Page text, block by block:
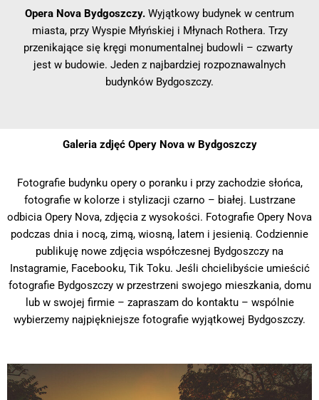
Opera Nova Bydgoszczy. Wyjątkowy budynek w centrum
miasta, przy Wyspie Młyńskiej i Młynach Rothera. Trzy
przenikające się kręgi monumentalnej budowli – czwarty
jest w budowie. Jeden z najbardziej rozpoznawalnych
budynków Bydgoszczy.
Galeria zdjęć Opery Nova w Bydgoszczy
Fotografie budynku opery o poranku i przy zachodzie słońca,
fotografie w kolorze i stylizacji czarno – białej. Lustrzane
odbicia Opery Nova, zdjęcia z wysokości. Fotografie Opery Nova
podczas dnia i nocą, zimą, wiosną, latem i jesienią. Codziennie
publikuję nowe zdjęcia współczesnej Bydgoszczy na
Instagramie, Facebooku, Tik Toku. Jeśli chcielibyście umieścić
fotografie Bydgoszczy w przestrzeni swojego mieszkania, domu
lub w swojej firmie – zapraszam do kontaktu – wspólnie
wybierzemy najpiękniejsze fotografie wyjątkowej Bydgoszczy.